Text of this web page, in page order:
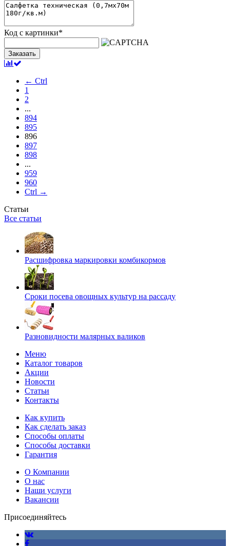
Код с картинки*
Заказать
← Ctrl
1
2
...
894
895
896
897
898
...
959
960
Ctrl →
Статьи
Все статьи
Расшифровка маркировки комбикормов
Сроки посева овощных культур на рассаду
Разновидности малярных валиков
Меню
Каталог товаров
Акции
Новости
Статьи
Контакты
Как купить
Как сделать заказ
Способы оплаты
Способы доставки
Гарантия
О Компании
О нас
Наши услуги
Вакансии
Присоединяйтесь